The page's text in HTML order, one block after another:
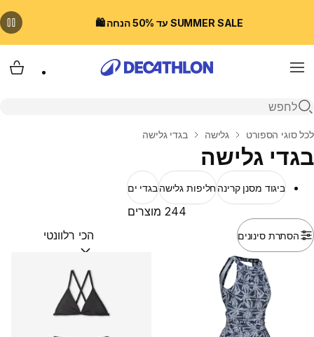
SUMMER SALE עד 50% הנחה 🛍️
Menu
פתיחת חיפוש
בית
לכל סוגי הספורט גלישה בגדי גלישה
בגדי גלישה
ביגוד מסנן קרינהחליפות גלישהבגדי ים
הסתרת סינונים
244 מוצרים
מיין לפי:(optional)